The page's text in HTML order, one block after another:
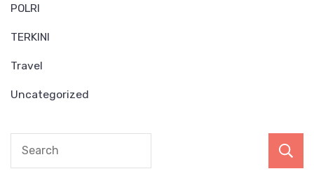
POLRI
TERKINI
Travel
Uncategorized